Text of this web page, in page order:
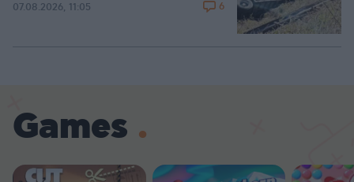
07.08.2026, 11:05 6
Games